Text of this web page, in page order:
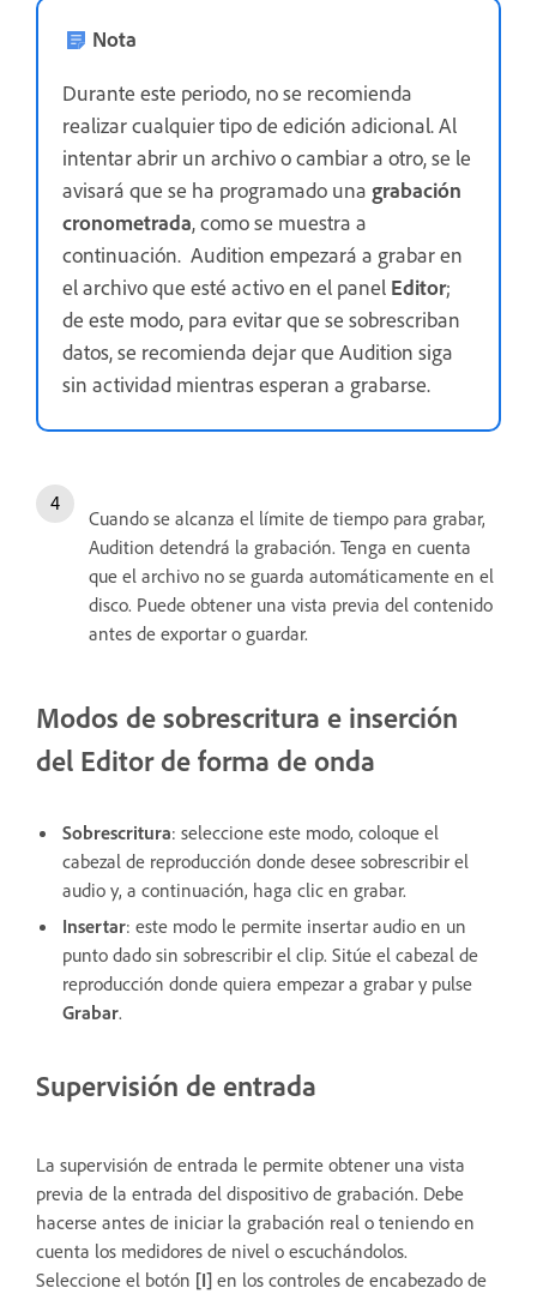
Nota
Durante este periodo, no se recomienda
realizar cualquier tipo de edición adicional. Al
intentar abrir un archivo o cambiar a otro, se le
avisará que se ha programado una grabación
cronometrada, como se muestra a
continuación. Audition empezará a grabar en
el archivo que esté activo en el panel Editor;
de este modo, para evitar que se sobrescriban
datos, se recomienda dejar que Audition siga
sin actividad mientras esperan a grabarse.
Cuando se alcanza el límite de tiempo para grabar,
Audition detendrá la grabación. Tenga en cuenta
que el archivo no se guarda automáticamente en el
disco. Puede obtener una vista previa del contenido
antes de exportar o guardar.
Modos de sobrescritura e inserción
del Editor de forma de onda
Sobrescritura: seleccione este modo, coloque el
cabezal de reproducción donde desee sobrescribir el
audio y, a continuación, haga clic en grabar.
Insertar: este modo le permite insertar audio en un
punto dado sin sobrescribir el clip. Sitúe el cabezal de
reproducción donde quiera empezar a grabar y pulse
Grabar.
Supervisión de entrada
La supervisión de entrada le permite obtener una vista
previa de la entrada del dispositivo de grabación. Debe
hacerse antes de iniciar la grabación real o teniendo en
cuenta los medidores de nivel o escuchándolos.
Seleccione el botón [I] en los controles de encabezado de